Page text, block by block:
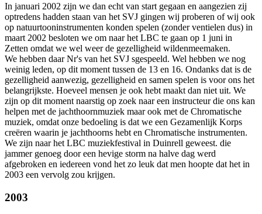
In januari 2002 zijn we dan echt van start gegaan en aangezien zij
optredens hadden staan van het SVJ gingen wij proberen of wij ook
op natuurtooninstrumenten konden spelen (zonder ventielen dus) in
maart 2002 besloten we om naar het LBC te gaan op 1 juni in
Zetten omdat we wel weer de gezelligheid wildenmeemaken.
We hebben daar Nr's van het SVJ sgespeeld. Wel hebben we nog
weinig leden, op dit moment tussen de 13 en 16. Ondanks dat is de
gezelligheid aanwezig, gezelligheid en samen spelen is voor ons het
belangrijkste. Hoeveel mensen je ook hebt maakt dan niet uit. We
zijn op dit moment naarstig op zoek naar een instructeur die ons kan
helpen met de jachthoornmuziek maar ook met de Chromatische
muziek, omdat onze bedoeling is dat we een Gezamenlijk Korps
creëren waarin je jachthoorns hebt en Chromatische instrumenten.
We zijn naar het LBC muziekfestival in Duinrell geweest. die
jammer genoeg door een hevige storm na halve dag werd
afgebroken en iedereen vond het zo leuk dat men hoopte dat het in
2003 een vervolg zou krijgen.
2003